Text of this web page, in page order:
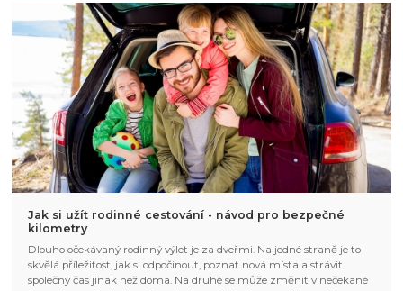
Jak si užít rodinné cestování - návod pro bezpečné
kilometry
Dlouho očekávaný rodinný výlet je za dveřmi. Na jedné straně je to
skvělá příležitost, jak si odpočinout, poznat nová místa a strávit
společný čas jinak než doma. Na druhé se může změnit v nečekané